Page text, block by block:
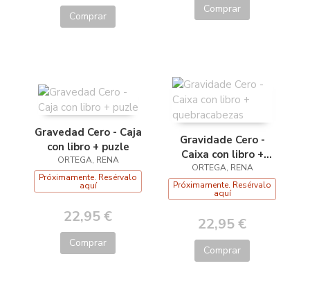
Comprar
Comprar
Gravedad Cero - Caja
con libro + puzle
ORTEGA, RENA
Próximamente. Resérvalo
aquí
22,95 €
Comprar
Gravidade Cero -
Caixa con libro +
quebracabezas
ORTEGA, RENA
Próximamente. Resérvalo
aquí
22,95 €
Comprar